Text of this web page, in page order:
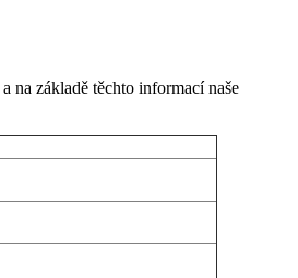
na základě těchto informací naše